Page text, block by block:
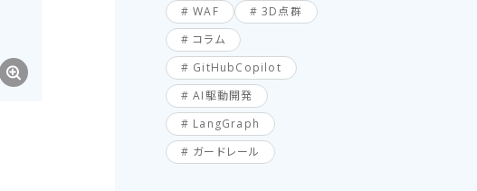
WAF
3D点群
コラム
GitHubCopilot
AI駆動開発
LangGraph
ガードレール